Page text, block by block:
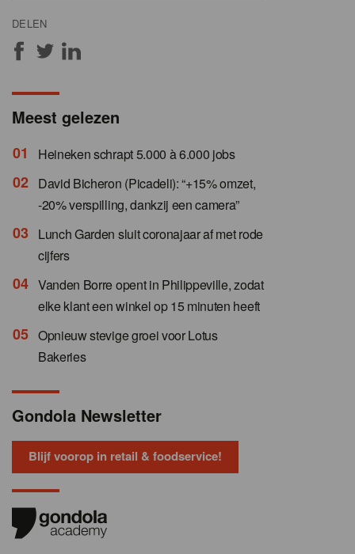
DELEN
Meest gelezen
Heineken schrapt 5.000 à 6.000 jobs
David Bicheron (Picadeli): “+15% omzet,
-20% verspilling, dankzij een camera”
Lunch Garden sluit coronajaar af met rode
cijfers
Vanden Borre opent in Philippeville, zodat
elke klant een winkel op 15 minuten heeft
Opnieuw stevige groei voor Lotus
Bakeries
Gondola Newsletter
Blijf voorop in retail & foodservice!